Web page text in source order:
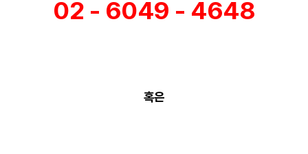
02 - 6049 - 4648
혹은